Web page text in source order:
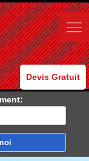
Devis Gratuit